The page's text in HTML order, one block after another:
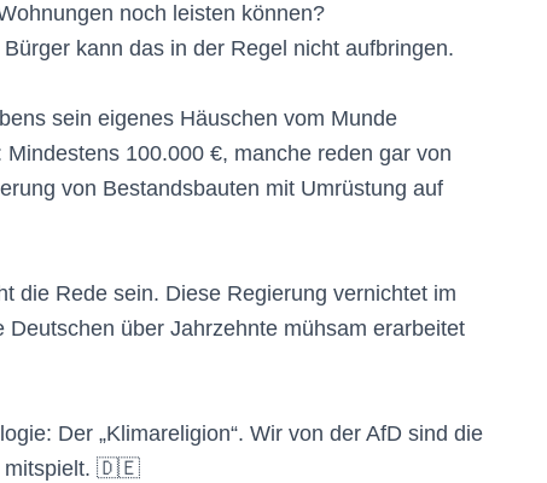
noch leisten können?
kann das in der Regel nicht aufbringen.
sein eigenes Häuschen vom Munde
100.000 €, manche reden gar von
von Bestandsbauten mit Umrüstung auf
die Rede sein. Diese Regierung vernichtet im
über Jahrzehnte mühsam erarbeitet
Der „Klimareligion“. Wir von der AfD sind die
mitspielt. 🇩🇪